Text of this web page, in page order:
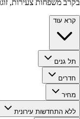
בקרב משפחות צעירות,
קרא עוד
תל גנים
חדרים
מחיר
ללא התחדשות עירונית